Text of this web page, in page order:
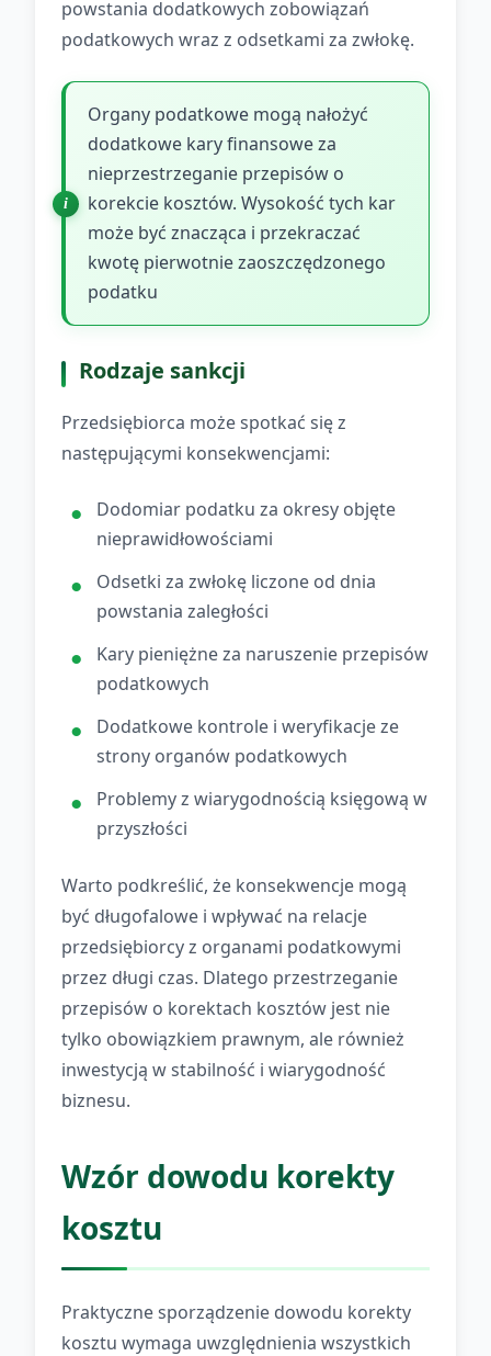
powstania dodatkowych zobowiązań
podatkowych wraz z odsetkami za zwłokę.
Organy podatkowe mogą nałożyć
dodatkowe kary finansowe za
nieprzestrzeganie przepisów o
korekcie kosztów. Wysokość tych kar
może być znacząca i przekraczać
kwotę pierwotnie zaoszczędzonego
podatku
Rodzaje sankcji
Przedsiębiorca może spotkać się z
następującymi konsekwencjami:
Dodomiar podatku za okresy objęte
nieprawidłowościami
Odsetki za zwłokę liczone od dnia
powstania zaległości
Kary pieniężne za naruszenie przepisów
podatkowych
Dodatkowe kontrole i weryfikacje ze
strony organów podatkowych
Problemy z wiarygodnością księgową w
przyszłości
Warto podkreślić, że konsekwencje mogą
być długofalowe i wpływać na relacje
przedsiębiorcy z organami podatkowymi
przez długi czas. Dlatego przestrzeganie
przepisów o korektach kosztów jest nie
tylko obowiązkiem prawnym, ale również
inwestycją w stabilność i wiarygodność
biznesu.
Wzór dowodu korekty
kosztu
Praktyczne sporządzenie dowodu korekty
kosztu wymaga uwzględnienia wszystkich